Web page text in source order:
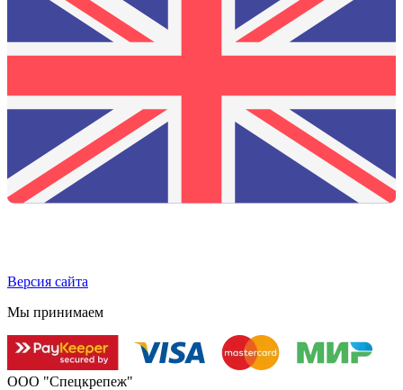
Версия сайта
Мы принимаем
ООО "Спецкрепеж"